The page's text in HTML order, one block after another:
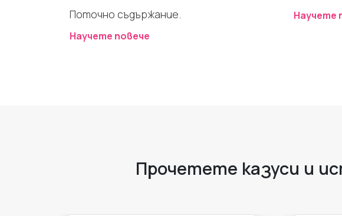
Поточно съдържание.
Научете повече
Научете
Прочетете казуси и